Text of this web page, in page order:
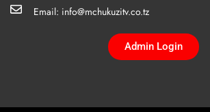
Email: info@mchukuzitv.co.tz
Admin Login